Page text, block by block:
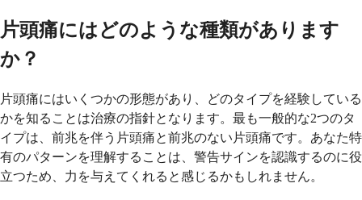
片頭痛にはどのような種類があります
か？
片頭痛にはいくつかの形態があり、どのタイプを経験している
かを知ることは治療の指針となります。最も一般的な2つのタ
イプは、前兆を伴う片頭痛と前兆のない片頭痛です。あなた特
有のパターンを理解することは、警告サインを認識するのに役
立つため、力を与えてくれると感じるかもしれません。